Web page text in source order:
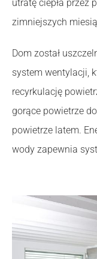
utratę ciepła przez
zimniejszych
Dom został
system wentylacji,
recyrkulację
gorące powietrze
powietrze latem.
wody zapewnia